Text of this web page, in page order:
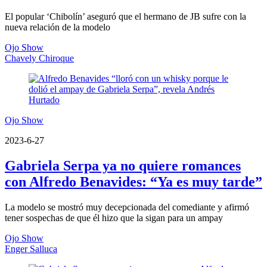
El popular ‘Chibolín’ aseguró que el hermano de JB sufre con la
nueva relación de la modelo
Ojo Show
Chavely Chiroque
Ojo Show
2023-6-27
Gabriela Serpa ya no quiere romances
con Alfredo Benavides: “Ya es muy tarde”
La modelo se mostró muy decepcionada del comediante y afirmó
tener sospechas de que él hizo que la sigan para un ampay
Ojo Show
Enger Salluca